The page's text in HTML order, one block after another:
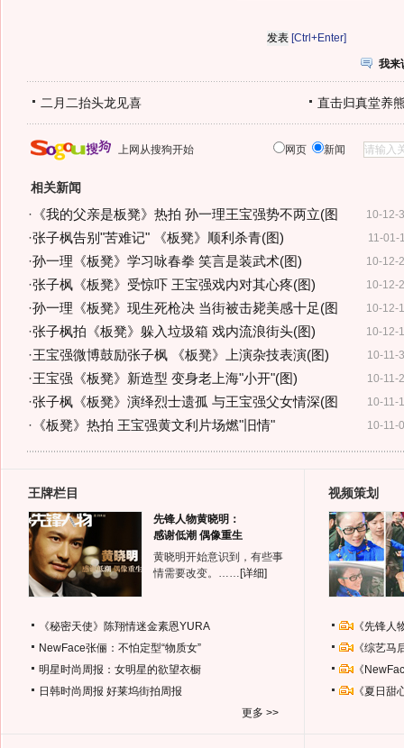
[Ctrl+Enter]
我来
二月二抬头龙见喜 直击归真堂养
上网从搜狗开始 网页 新闻
相关新闻
10-12-
· 《我的父亲是板凳》热拍 孙一理王宝强势不两立(图
11-01-
·张子枫告别"苦难记" 《板凳》顺利杀青(图)
10-12-
·孙一理《板凳》学习咏春拳 笑言是装武术(图)
10-12-
·张子枫《板凳》受惊吓 王宝强戏内对其心疼(图)
10-12-
·孙一理《板凳》现生死枪决 当街被击毙美感十足(图
10-12-
·张子枫拍《板凳》躲入垃圾箱 戏内流浪街头(图)
10-11-
·王宝强微博鼓励张子枫 《板凳》上演杂技表演(图)
10-11-
·王宝强《板凳》新造型 变身老上海"小开"(图)
10-11-
·张子枫《板凳》演绎烈士遗孤 与王宝强父女情深(图
10-11-
· 《板凳》热拍 王宝强黄文利片场燃"旧情"
王牌栏目
先锋人物黄晓明：
感谢低潮 偶像重生
黄晓明开始意识到，有些事
情需要改变。…… [详细]
《秘密天使》陈翔情迷金素恩YURA
NewFace张俪：不怕定型“物质女”
明星时尚周报：女明星的欲望衣橱
日韩时尚周报 好莱坞街拍周报
更多 >>
视频策划
《先锋
《综艺
《
《夏日